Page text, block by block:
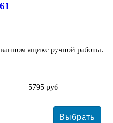
ящике ручной работы.
5795 руб